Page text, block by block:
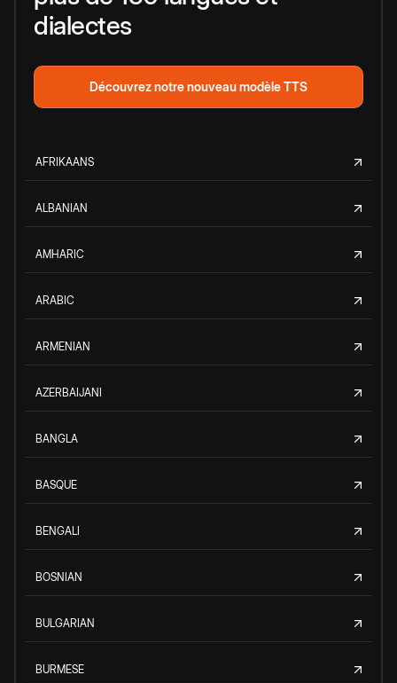
dialectes
Découvrez notre nouveau modèle TTS
AFRIKAANS
ALBANIAN
AMHARIC
ARABIC
ARMENIAN
AZERBAIJANI
BANGLA
BASQUE
BENGALI
BOSNIAN
BULGARIAN
BURMESE